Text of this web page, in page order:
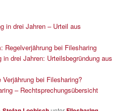
in drei Jahren – Urteil aus
Regelverjährung bei Filesharing
in drei Jahren: Urteilsbegründung aus
bei Filesharing?
– Rechtsprechungsübersicht